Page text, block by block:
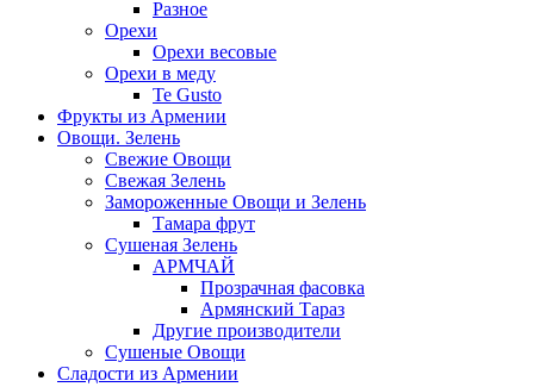
Разное
Орехи
Орехи весовые
Орехи в меду
Te Gusto
Фрукты из Армении
Овощи. Зелень
Свежие Овощи
Свежая Зелень
Замороженные Овощи и Зелень
Тамара фрут
Сушеная Зелень
АРМЧАЙ
Прозрачная фасовка
Армянский Тараз
Другие производители
Сушеные Овощи
Сладости из Армении